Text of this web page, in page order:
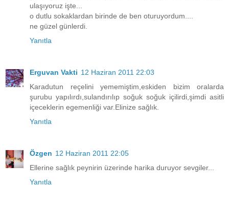
ulaşıyoruz işte...
o dutlu sokaklardan birinde de ben oturuyordum....
ne güzel günlerdi.
Yanıtla
Erguvan Vakti 12 Haziran 2011 22:03
Karadutun reçelini yememiştim,eskiden bizim oralarda
şurubu yapılırdı,sulandırılıp soğuk soğuk içilirdi,şimdi asitli
içeceklerin egemenliği var.Elinize sağlık.
Yanıtla
Özgen 12 Haziran 2011 22:05
Ellerine sağlık peynirin üzerinde harika duruyor sevgiler...
Yanıtla